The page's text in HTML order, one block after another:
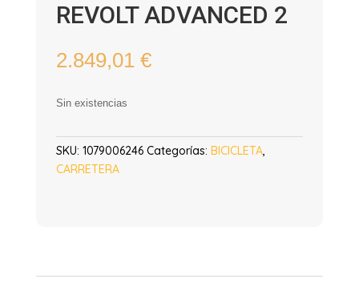
REVOLT ADVANCED 2
2.849,01 €
Sin existencias
SKU: 1079006246 Categorías: BICICLETA,
CARRETERA